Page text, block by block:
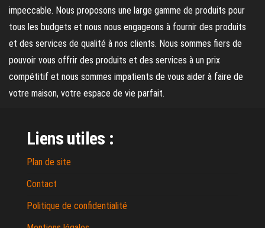
impeccable. Nous proposons une large gamme de produits pour
tous les budgets et nous nous engageons à fournir des produits
et des services de qualité à nos clients. Nous sommes fiers de
pouvoir vous offrir des produits et des services à un prix
compétitif et nous sommes impatients de vous aider à faire de
votre maison, votre espace de vie parfait.
Liens utiles :
Plan de site
Contact
Politique de confidentialité